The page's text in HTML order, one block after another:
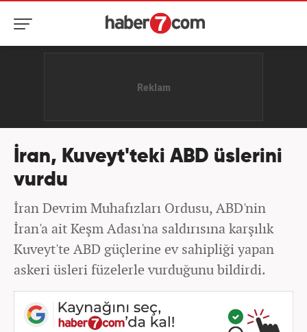
İran, Kuveyt'teki ABD üslerini
vurdu
İran Devrim Muhafızları Ordusu, ABD'nin
İran'a ait Keşm Adası'na saldırısına karşılık
Kuveyt'te ABD güçlerine ev sahipliği yapan
askeri üsleri füzelerle vurduğunu bildirdi.